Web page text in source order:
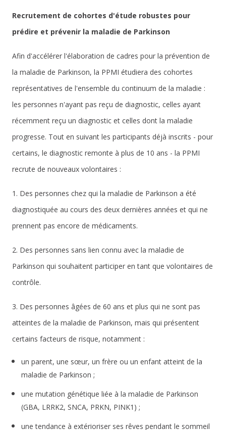
Recrutement de cohortes d'étude robustes pour
prédire et prévenir la maladie de Parkinson
Afin d'accélérer l'élaboration de cadres pour la prévention de
la maladie de Parkinson, la PPMI étudiera des cohortes
représentatives de l'ensemble du continuum de la maladie :
les personnes n'ayant pas reçu de diagnostic, celles ayant
récemment reçu un diagnostic et celles dont la maladie
progresse. Tout en suivant les participants déjà inscrits - pour
certains, le diagnostic remonte à plus de 10 ans - la PPMI
recrute de nouveaux volontaires :
1. Des personnes chez qui la maladie de Parkinson a été
diagnostiquée au cours des deux dernières années et qui ne
prennent pas encore de médicaments.
2. Des personnes sans lien connu avec la maladie de
Parkinson qui souhaitent participer en tant que volontaires de
contrôle.
3. Des personnes âgées de 60 ans et plus qui ne sont pas
atteintes de la maladie de Parkinson, mais qui présentent
certains facteurs de risque, notamment :
un parent, une sœur, un frère ou un enfant atteint de la
maladie de Parkinson ;
une mutation génétique liée à la maladie de Parkinson
(GBA, LRRK2, SNCA, PRKN, PINK1) ;
une tendance à extérioriser ses rêves pendant le sommeil